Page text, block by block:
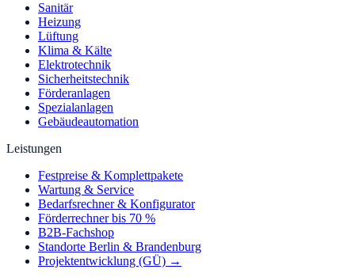
Sanitär
Heizung
Lüftung
Klima & Kälte
Elektrotechnik
Sicherheitstechnik
Förderanlagen
Spezialanlagen
Gebäudeautomation
Leistungen
Festpreise & Komplettpakete
Wartung & Service
Bedarfsrechner & Konfigurator
Förderrechner bis 70 %
B2B-Fachshop
Standorte Berlin & Brandenburg
Projektentwicklung (GÜ) →